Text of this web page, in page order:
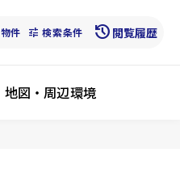
物件 tune 検索条件 history 閲覧履歴
地図・周辺環境